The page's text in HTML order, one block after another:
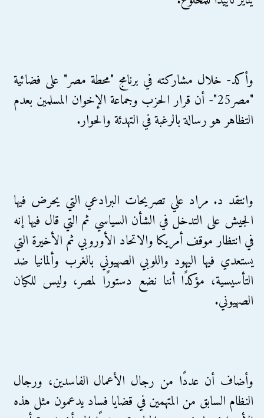
وأكد- خلال مشاركته في برنامج "محطة مصر" على فضائية
"مصر25"- أن قرار الحزب وجماعة الإخوان المسلمين بعدم
التظاهر هو رسالة بالرغبة في التهدئة والحوار.
وانتقد د. مراد علي تصريحات البرادعي التي يحرض فيها
الجيش على التدخل في الشأن السياسي ثم التي قال فيها إنه
في انتظار موقف أمريكا والاتحاد الأوروبي ثم الأخيرة التي
يستعدي فيها اليهود واللوبي الصهيوني بالغرب وألمانيا ضد
التأسيسية، مؤكدًا أننا نضع دستورًا لمصر، وليس للكيان
الصهيوني.
وأضاف أن عددًا من رجال الأعمال الفاسدين، ورجال
النظام السابق من المتهمين في قضايا فساد يدعمون مثل هذه